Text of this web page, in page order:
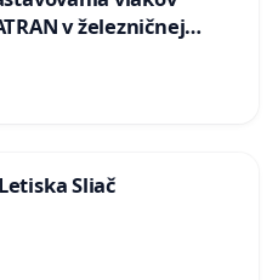
v železničnej
Sliač